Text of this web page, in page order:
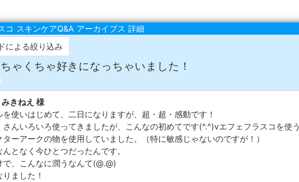
コ スキンケアQ&A アーカイブス 詳細
による絞り込み
ゃくちゃ好きになっちゃいました！
きねえ 様
を使いはじめて、二日になりますが、超・超・感動です！
さんいろいろ使ってきましたが、こんなの初めてです(^.^)vエフェフラスコを使う
ーアークの物を使用していました。（特に敏感じゃないのですが！）
んとなく今ひとつだったんです。
で、こんなに潤うなんて(@.@)
ました！